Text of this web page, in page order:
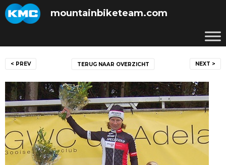
Skip
to
mountainbiketeam.com
navigatie
< PREV NEXT >
TERUG NAAR OVERZICHT